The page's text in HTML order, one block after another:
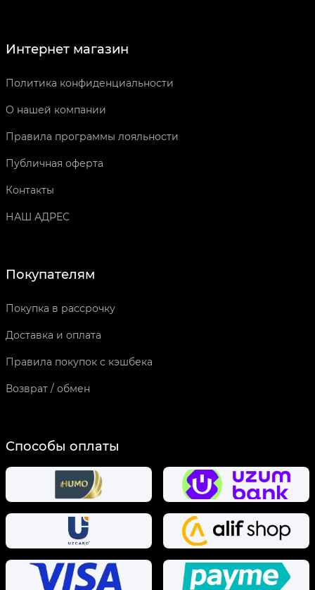
Интернет магазин
Политика конфиденциальности
О нашей компании
Правила программы лояльности
Публичная оферта
Контакты
НАШ АДРЕС
Покупателям
Покупка в рассрочку
Доставка и оплата
Правила покупок с кэшбека
Возврат / обмен
Способы оплаты